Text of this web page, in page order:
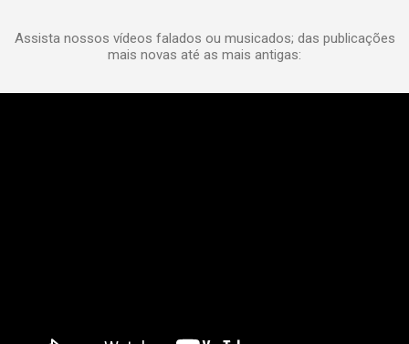
Assista nossos vídeos falados ou musicados; das publicações
mais novas até as mais antigas: